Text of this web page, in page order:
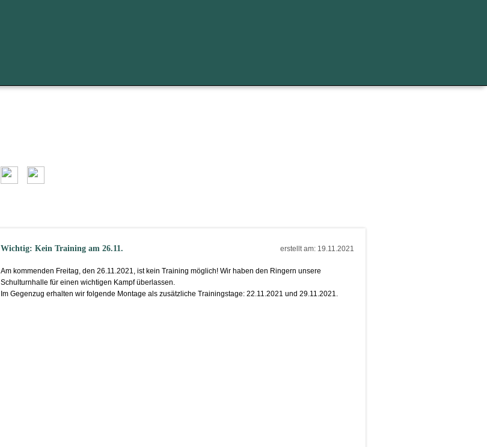
Wichtig: Kein Training am 26.11. erstellt am: 19.11.2021
Am kommenden Freitag, den 26.11.2021, ist kein Training möglich! Wir haben den Ringern unsere
Schulturnhalle für einen wichtigen Kampf überlassen.
Im Gegenzug erhalten wir folgende Montage als zusätzliche Trainingstage: 22.11.2021 und 29.11.2021.